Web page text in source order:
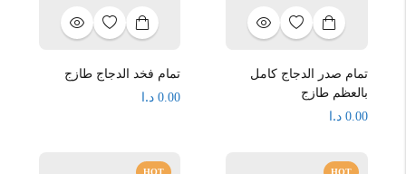
تمام صدر الدجاج كامل
بالعظم طازج
0.00 د.ا
تمام فخد الدجاج طازج
0.00 د.ا
HOT
HOT